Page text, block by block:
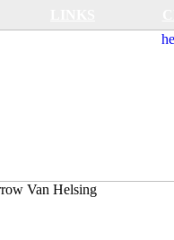
Van Helsing